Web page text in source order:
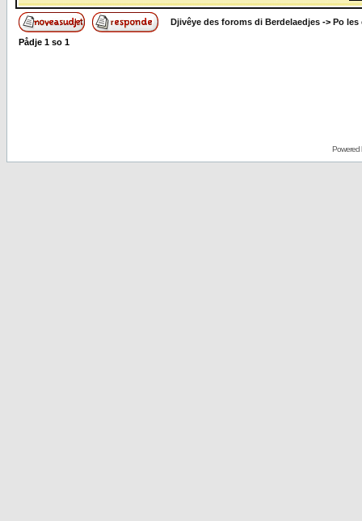
Djivêye des foroms di Berdelaedjes -> Po les
Pådje 1 so 1
Powered